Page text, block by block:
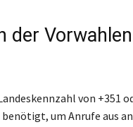
der
von +351
benötigt, um Anrufe aus